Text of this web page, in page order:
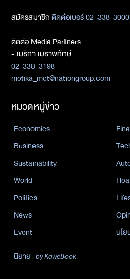
สมัครสมาชิกติดต่อเบอร์ 02-338-3000
ติดต่อ Media Partners
- เมธิกา เมธาพิทักษ์
02-338-3198
metika_met@nationgroup.com
หมวดหมู่ข่าว
Economics
Business
Sustainability
World
Politics
News
Event
นโ
นิยาย by KaweBook